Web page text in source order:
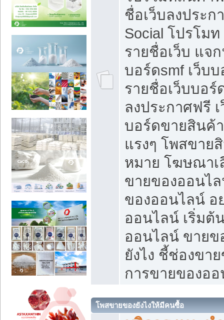
ชื่อเว็บลงประ
Social โปรโม
รายชื่อเว็บ แจ
บอร์ดsmf เว็บ
รายชื่อเว็บบอ
ลงประกาศฟรี
บอร์ดขายสินค้
แรงๆ โพสขาย
หมาย โฆษณาเ
ขายของออนไ
ของออนไลน์ อ
ออนไลน์ เริ่มต้
ออนไลน์ ขายข
ยังไง ชี้ช่องขา
การขายของอ
โพสขายของยังไงให้มีคนซื้อ